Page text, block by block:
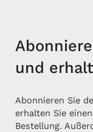
und
Abonnieren Sie
erhalten Sie
Bestellung.